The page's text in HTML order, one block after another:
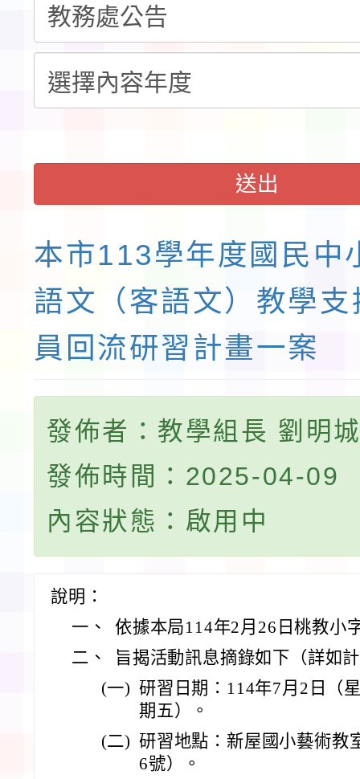
域)，申請變更地點
會活動流程表
送出
本市113學年度國民中
語文（客語文）教學
員回流研習計畫一案
發佈者：教學組長 劉明
發佈時間：2025-04-09
內容狀態：啟用中
說明：
一、
依據本局114年2月26日桃教小
二、
旨揭活動訊息摘錄如下（詳如
(一) 研習日期：114年7月2日（
期五）。
(二) 研習地點：新屋國小藝術教
6號）。